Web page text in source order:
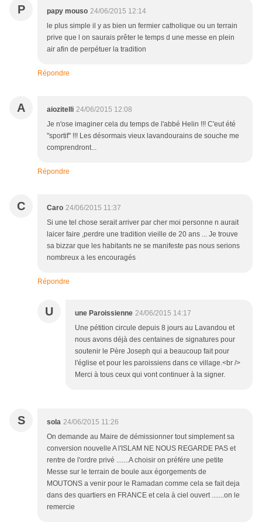
P papy mouso 24/06/2015 12:14
le plus simple il y as bien un fermier catholique ou un terrain
prive que l on saurais prêter le temps d une messe en plein
air afin de perpétuer la tradition
Répondre
A aiozitelli 24/06/2015 12:08
Je n'ose imaginer cela du temps de l'abbé Helin !!! C'eut été
"sportif" !!! Les désormais vieux lavandourains de souche me
comprendront...
Répondre
C Caro 24/06/2015 11:37
Si une tel chose serait arriver par cher moi personne n aurait
laicer faire ,perdre une tradition vieille de 20 ans ... Je trouve
sa bizzar que les habitants ne se manifeste pas nous serions
nombreux a les encouragés
Répondre
U une Paroissienne 24/06/2015 14:17
Une pétition circule depuis 8 jours au Lavandou et
nous avons déjà des centaines de signatures pour
soutenir le Père Joseph qui a beaucoup fait pour
l'église et pour les paroissiens dans ce village.<br />
Merci à tous ceux qui vont continuer à la signer.
S sola 24/06/2015 11:26
On demande au Maire de démissionner tout simplement sa
conversion nouvelle A l'ISLAM NE NOUS REGARDE PAS et
rentre de l'ordre privé .......A choisir on préfére une petite
Messe sur le terrain de boule aux égorgements de
MOUTONS a venir pour le Ramadan comme cela se fait deja
dans des quartiers en FRANCE et cela à ciel ouvert .......on le
remercie